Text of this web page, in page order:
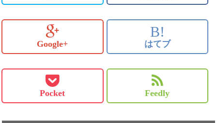
Google+
B!
はてブ
Pocket Feedly